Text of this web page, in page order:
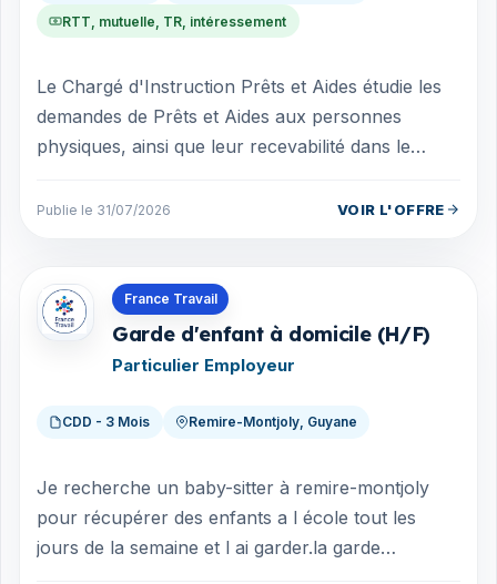
RTT, mutuelle, TR, intéressement
Le Chargé d'Instruction Prêts et Aides étudie les
demandes de Prêts et Aides aux personnes
physiques, ainsi que leur recevabilité dans le
Publie le 31/07/2026 VOIR L'OFFRE
France Travail
Garde d'enfant à domicile (H/F)
Particulier Employeur
CDD - 3 Mois Remire-Montjoly, Guyane
Je recherche un baby-sitter à remire-montjoly
pour récupérer des enfants a l école tout les
jours de la semaine et l ai garder.la garde
Offres en Guyane